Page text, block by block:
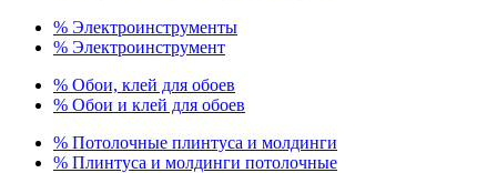
% Электроинструменты
% Электроинструмент
% Обои, клей для обоев
% Обои и клей для обоев
% Потолочные плинтуса и молдинги
% Плинтуса и молдинги потолочные